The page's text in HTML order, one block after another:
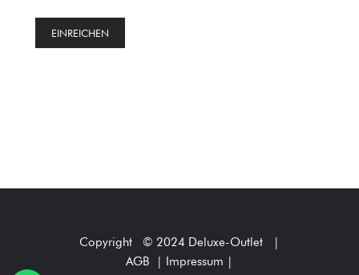
Copyright © 2024 Deluxe-Outlet
|
AGB | Impressum |